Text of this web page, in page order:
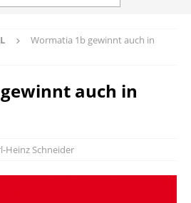
Wormatia 1b gewinnt auch in
auch in
Heinz Schneider